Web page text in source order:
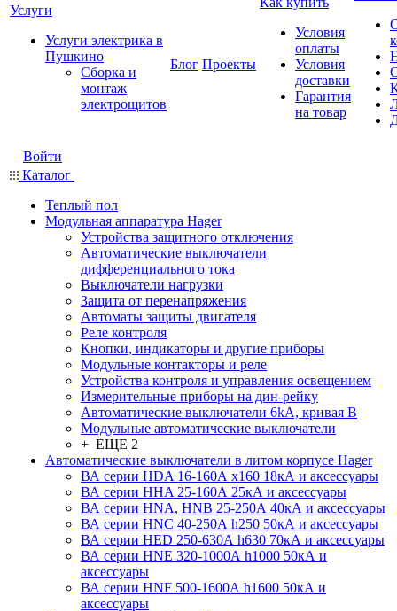
Услуги
Услуги электрика в
Пушкино
Сборка и
монтаж
электрощитов
Блог Проекты
Условия
оплаты
Условия
доставки
Гарантия
на товар
Войти
Каталог
Теплый пол
Модульная аппаратура Hager
Устройства защитного отключения
Автоматические выключатели
дифференциального тока
Выключатели нагрузки
Защита от перенапряжения
Автоматы защиты двигателя
Реле контроля
Кнопки, индикаторы и другие приборы
Модульные контакторы и реле
Устройства контроля и управления освещением
Измерительные приборы на дин-рейку
Автоматические выключатели 6kA, кривая В
Модульные автоматические выключатели
+ ЕЩЕ 2
Автоматические выключатели в литом корпусе Hager
ВА серии HDA 16-160А x160 18кА и аксессуары
ВА серии HHA 25-160А 25кА и аксессуары
ВА серии HNA, HNB 25-250А 40кА и аксессуары
ВА серии HNC 40-250А h250 50кА и аксессуары
ВА серии HED 250-630А h630 70кА и аксессуары
ВА серии HNE 320-1000А h1000 50кА и
аксессуары
ВА серии HNF 500-1600А h1600 50кА и
аксессуары